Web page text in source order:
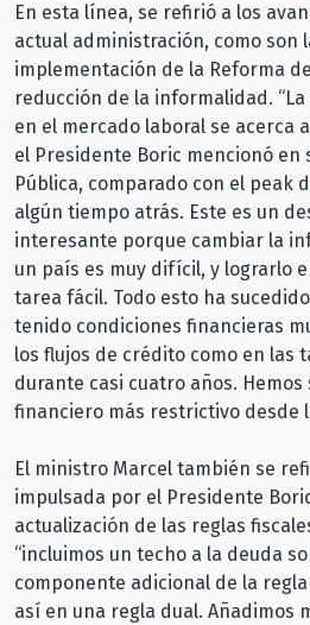
En esta línea, se refirió a los
actual administración, como son
implementación de la Reforma
reducción de la informalidad.
en el mercado laboral se acerca
el Presidente Boric mencionó en
Pública, comparado con el peak
algún tiempo atrás. Este es un
interesante porque cambiar la
un país es muy difícil, y lograrlo
tarea fácil. Todo esto ha
tenido condiciones financieras
los flujos de crédito como en las
durante casi cuatro años.
financiero más restrictivo desde
El ministro Marcel también se
impulsada por el Presidente
actualización de las reglas
“incluimos un techo a la deuda
componente adicional de la
así en una regla dual. Añadimos